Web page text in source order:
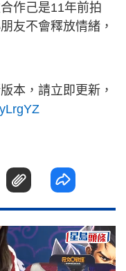
作己是11年前拍
友不會釋放情緒，
本，請立即更新，